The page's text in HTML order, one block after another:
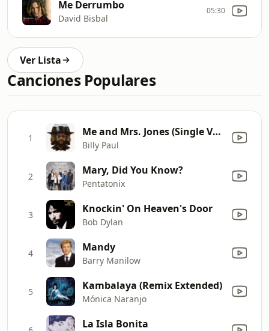
Me Derrumbo
David Bisbal
05:30
Ver Lista
Canciones Populares
1 Me and Mrs. Jones (Single Version)
Billy Paul
2 Mary, Did You Know?
Pentatonix
3 Knockin' On Heaven's Door
Bob Dylan
4 Mandy
Barry Manilow
5 Kambalaya (Remix Extended)
Mónica Naranjo
La Isla Bonita